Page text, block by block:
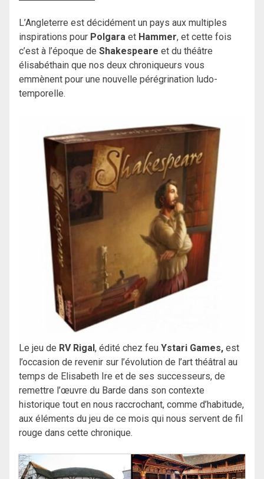
L’Angleterre est décidément un pays aux multiples
inspirations pour Polgara et Hammer, et cette fois
c’est à l’époque de Shakespeare et du théâtre
élisabéthain que nos deux chroniqueurs vous
emmènent pour une nouvelle pérégrination ludo-
temporelle.
Le jeu de RV Rigal, édité chez feu Ystari Games, est
l’occasion de revenir sur l’évolution de l’art théâtral au
temps de Elisabeth Ire et de ses successeurs, de
remettre l’œuvre du Barde dans son contexte
historique tout en nous raccrochant, comme d’habitude,
aux éléments du jeu de ce mois qui nous servent de fil
rouge dans cette chronique.